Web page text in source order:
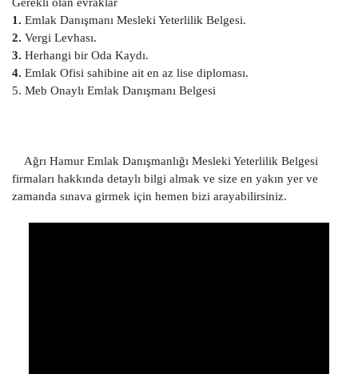
1. Emlak Danışmanı Mesleki Yeterlilik Belgesi.
2. Vergi Levhası.
3. Herhangi bir Oda Kaydı.
4. Emlak Ofisi sahibine ait en az lise diploması.
5. Meb Onaylı Emlak Danışmanı Belgesi
Ağrı Hamur Emlak Danışmanlığı Mesleki Yeterlilik Belgesi
firmaları hakkında detaylı bilgi almak ve size en yakın yer ve
zamanda sınava girmek için hemen bizi arayabilirsiniz.